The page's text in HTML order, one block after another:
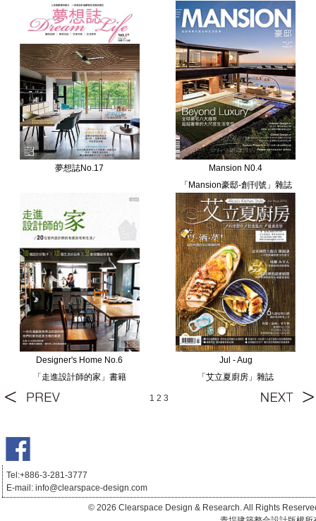
夢想誌No.17
Mansion N0.4
「Mansion豪邸-創刊號」雜誌
Designer's Home No.6
「走進設計師的家」書籍
Jul - Aug
「艾立夏廚房」雜誌
12 3
Tel:+886-3-281-3777
E-mail: info@clearspace-design.com
師,建築設計,室內設計,高端私宅訂制,節能綠建築,全齡化永續住宅,養身會所,酒店商
辦餐飲,家飾美學,品牌視覺形象,裝潢裝修,商業空間,推薦設計師,室內裝修工程,健康
© 2026 Clearspace Design & Research. All Rights